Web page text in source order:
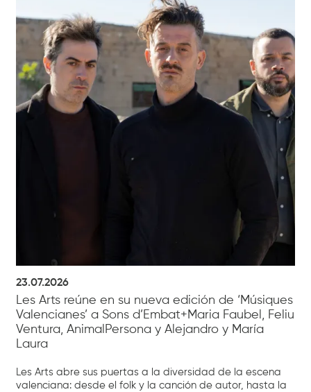
23.07.2026
Les Arts reúne en su nueva edición de ‘Músiques
Valencianes’ a Sons d’Embat+Maria Faubel, Feliu
Ventura, AnimalPersona y Alejandro y María
Laura
Les Arts abre sus puertas a la diversidad de la escena
valenciana: desde el folk y la canción de autor, hasta la